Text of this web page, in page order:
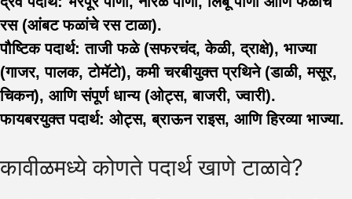
रस (आंबट फळांचे रस टाळा).
पौष्टिक पदार्थ: ताजी फळे (सफरचंद, केळी, द्राक्षे), भाज्या
(गाजर, पालक, टोमॅटो), कमी चरबीयुक्त प्रथिने (डाळी, मसूर,
चिकन), आणि संपूर्ण धान्य (ओट्स, बाजरी, ज्वारी).
फायबरयुक्त पदार्थ: ओट्स, ब्राऊन राइस, आणि हिरव्या भाज्या.
कावीळमध्ये कोणते पदार्थ खाणे टाळावे?